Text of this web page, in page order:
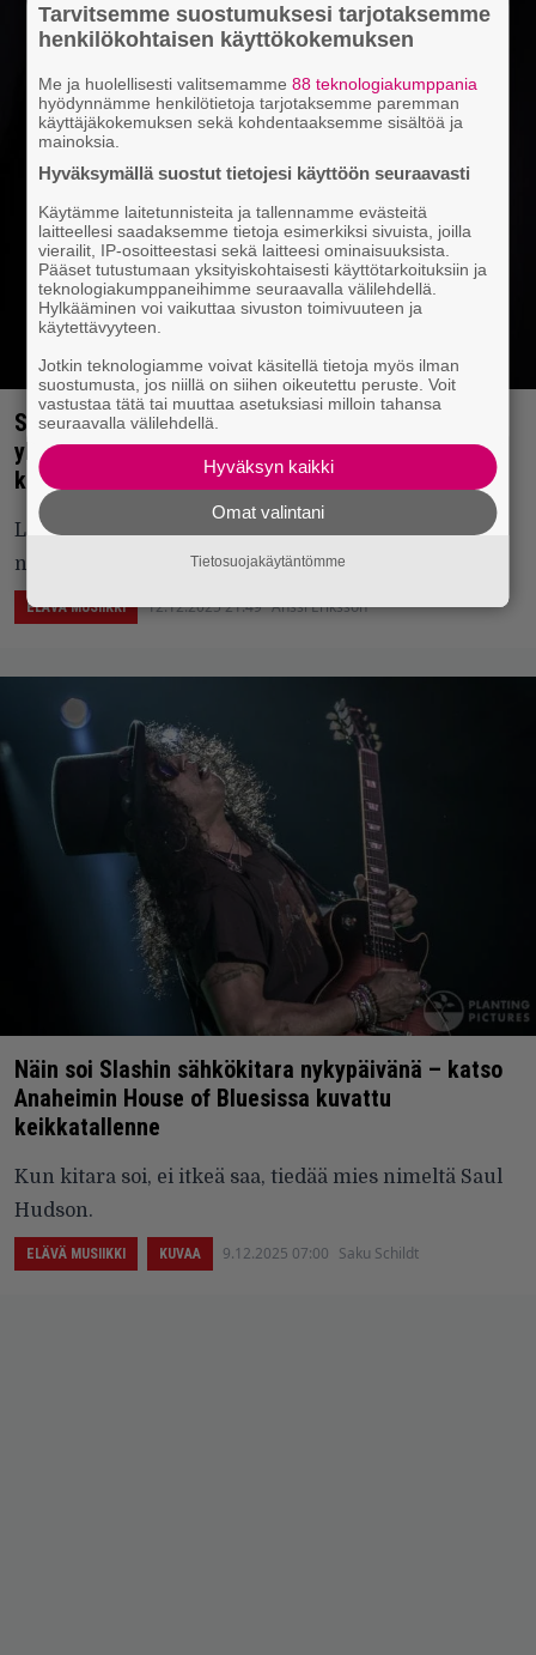
Slash säesti nimekästä laulaja- ja vierailijakööriä
yksityiskeikalla – settilistakin koostui melkoisista
klassikoista
Lavalla kävi Slashin lisäksi pyörähtämässä varsin
nimekästä sakkia.
ELÄVÄ MUSIIKKI 12.12.2025 21:49 Anssi Eriksson
Näin soi Slashin sähkökitara nykypäivänä – katso
Anaheimin House of Bluesissa kuvattu
keikkatallenne
Kun kitara soi, ei itkeä saa, tiedää mies nimeltä Saul
Hudson.
ELÄVÄ MUSIIKKI KUVAA 9.12.2025 07:00 Saku Schildt
Tarvitsemme suostumuksesi tarjotaksemme
henkilökohtaisen käyttökokemuksen
Me ja huolellisesti valitsemamme88 teknologiakumppania
hyödynnämme henkilötietoja tarjotaksemme paremman
käyttäjäkokemuksen sekä kohdentaaksemme sisältöä ja
mainoksia.
Hyväksymällä suostut tietojesi käyttöön seuraavasti
Käytämme laitetunnisteita ja tallennamme evästeitä
laitteellesi saadaksemme tietoja esimerkiksi sivuista, joilla
vierailit, IP-osoitteestasi sekä laitteesi ominaisuuksista.
Pääset tutustumaan yksityiskohtaisesti käyttötarkoituksiin ja
teknologiakumppaneihimme seuraavalla välilehdellä.
Hylkääminen voi vaikuttaa sivuston toimivuuteen ja
käytettävyyteen.
Jotkin teknologiamme voivat käsitellä tietoja myös ilman
suostumusta, jos niillä on siihen oikeutettu peruste. Voit
vastustaa tätä tai muuttaa asetuksiasi milloin tahansa
seuraavalla välilehdellä.
Hyväksyn kaikki
Omat valintani
Tietosuojakäytäntömme